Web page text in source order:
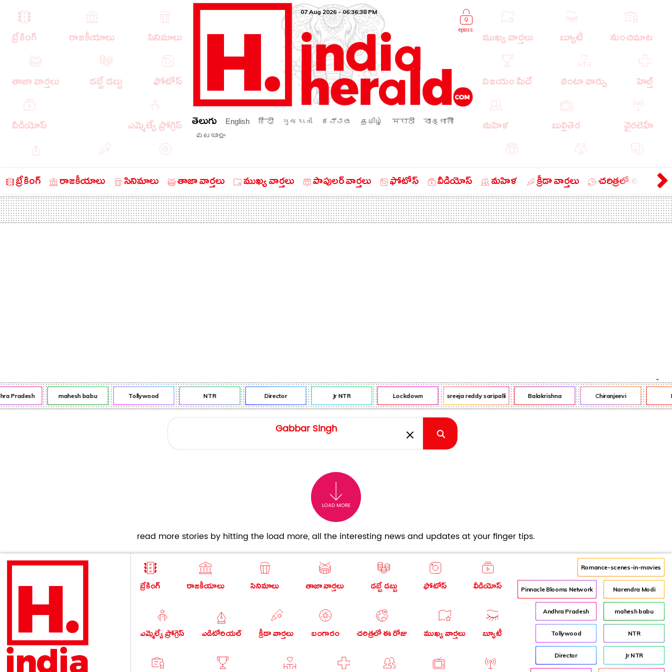
బ్రేకింగ్ రాజకీయాలు సినిమాలు
తాజా వార్తలు డబ్బే డబ్బు ఫోటోస్
వీడియోస్ ఎమ్మెల్యే ప్రోగ్రెస్
ఎడిటోరియల్
చరిత్రలో ఈ రోజు నేరాలు ఆటో
epass
07 Aug 2026 - 06:36:39 PM
తెలుగు English हिंदी ગુજરાતી ಕನ್ನಡ தமிழ் मराठी
বাঙ্গালী
മലയാളം
ముఖ్య వార్తలు బ్యూటీ మంచిమాట
విజయం మీదే వంటా వార్పు హెల్త్
మహిళ బుల్లితెర వైరలెహే
పాపులర్ వార్తలు
బిజినెస్ ఎడ్యుకేషన్ లైఫ్ స్టైల్
బ్రేకింగ్ రాజకీయాలు సినిమాలు తాజా వార్తలు ముఖ్య వార్తలు పాపులర్ వార్తలు ఫోటోస్ వీడియోస్ మహిళ క్రీడా వార్తలు చరిత్రలో ఈ రోజు
Pradesh mahesh babu Tollywood NTR Director Jr NTR Lockdown sreeja reddy saripalli Balakrishna Chiranjeevi
LOAD MORE
read more stories by hitting the load more, all the interesting news and updates at your finger tips.
బ్రేకింగ్ రాజకీయాలు సినిమాలు తాజా వార్తలు డబ్బే డబ్బు ఫోటోస్ వీడియోస్
ఎమ్మెల్యే ప్రోగ్రెస్ ఎడిటోరియల్ క్రీడా వార్తలు బంగారం చరిత్రలో ఈ రోజు ముఖ్య వార్తలు బ్యూటీ
Romance-scenes-in-movies
Pinnacle Blooms Network Narendra Modi
Andhra Pradesh mahesh babu
Tollywood NTR
Director Jr NTR